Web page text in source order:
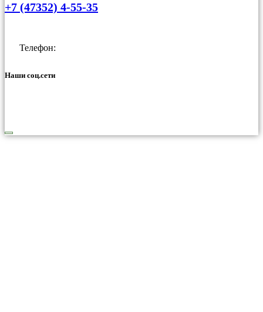
+7 (47352) 4-55-35
Телефон:
Наши соц.сети